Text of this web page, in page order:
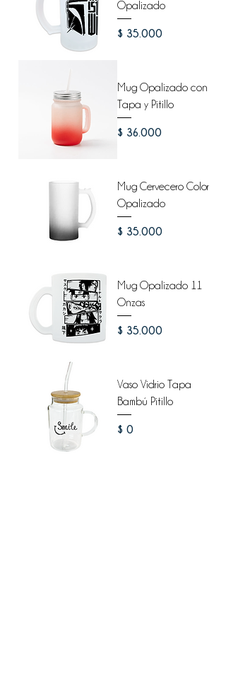
Opalizado
Precio
$ 35.000
Mug Opalizado con
Tapa y Pitillo
Precio
$ 36.000
Mug Cervecero Color
Opalizado
Precio
$ 35.000
Mug Opalizado 11
Onzas
Precio
$ 35.000
Vaso Vidrio Tapa
Bambú Pitillo
Precio
$ 0